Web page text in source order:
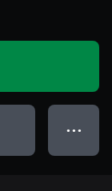
● ● ●